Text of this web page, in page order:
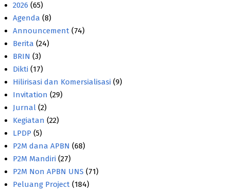
2026 (65)
Agenda (8)
Announcement (74)
Berita (24)
BRIN (3)
Dikti (17)
Hilirisasi dan Komersialisasi (9)
Invitation (29)
Jurnal (2)
Kegiatan (22)
LPDP (5)
P2M dana APBN (68)
P2M Mandiri (27)
P2M Non APBN UNS (71)
Peluang Project (184)